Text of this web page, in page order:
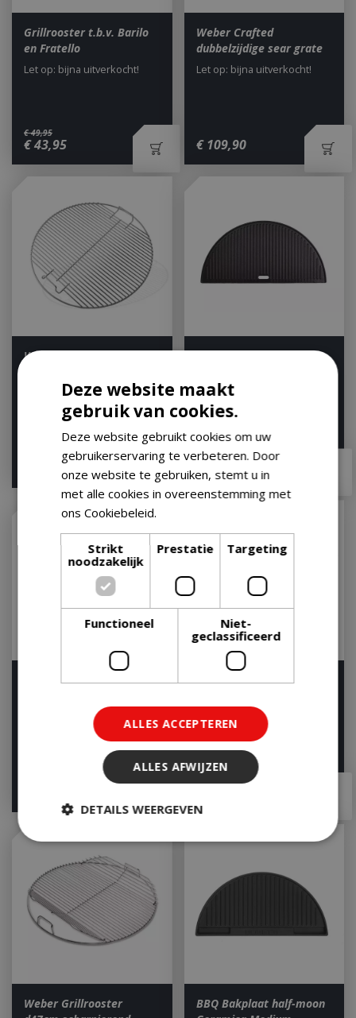
Grillrooster t.b.v. Barilo
en Fratello
€ 49,95
€43,95
Let op: bijna uitverkocht!
Weber Crafted
dubbelzijdige sear grate
€ 109,90
Let op: bijna uitverkocht!
Weber Grillrooster
95
Op voorraad
Joe ®
,
Let op: bijna uitverkocht!
Weber GBS Grillrooster
Let op: bijna uitverkocht!
Weber Crafted Frameset
Let op: bijna uitverkocht!
Weber Grillrooster
BBQ Bakplaat half-moon
Deze website maakt
gebruik van cookies.
Deze website gebruikt cookies om uw
gebruikerservaring te verbeteren. Door
onze website te gebruiken, stemt u in
met alle cookies in overeenstemming met
ons Cookiebeleid.
Strikt
noodzakelijk
Prestatie Targeting
Functioneel
Niet-
geclassificeerd
ALLES ACCEPTEREN
ALLES AFWIJZEN
DETAILS WEERGEVEN
Strikt noodzakelijk
Prestatie
Targeting
Functioneel
Niet-geclassificeerd
Strikt noodzakelijke cookies maken de
De website kan niet goed worden gebruikt zonder
de strikt noodzakelijke cookies.